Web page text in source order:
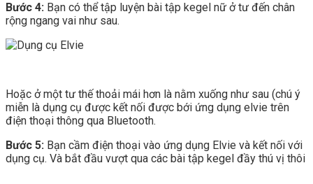
Bước 4: Bạn có thể tập luyện bài tập kegel nữ ở tư đến chân
rộng ngang vai như sau.
Hoặc ở một tư thế thoải mái hơn là nằm xuống như sau (chú ý
miễn là dụng cụ được kết nối được bới ứng dụng elvie trên
điện thoại thông qua Bluetooth.
Bước 5: Bạn cầm điện thoại vào ứng dụng Elvie và kết nối với
dụng cụ. Và bắt đầu vượt qua các bài tập kegel đầy thú vị thôi